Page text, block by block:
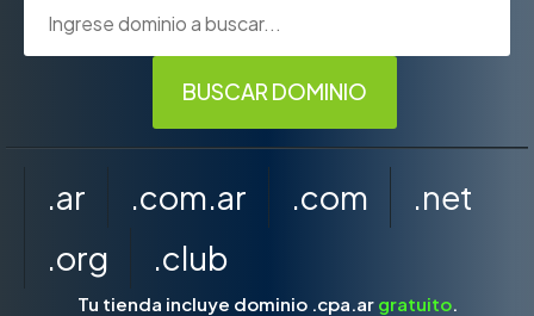
.ar .com.ar .com
.net
.org
.club
Tu tienda incluye dominio .cpa.ar gratuito.